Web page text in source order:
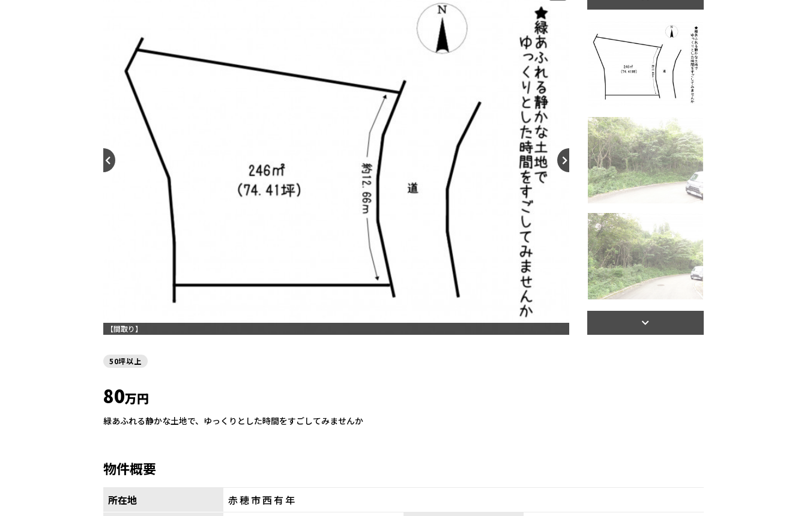
【間取り】
50坪以上
80万円
緑あふれる静かな土地で、ゆっくりとした時間をすごしてみませんか
物件概要
所在地
赤穂市西有年